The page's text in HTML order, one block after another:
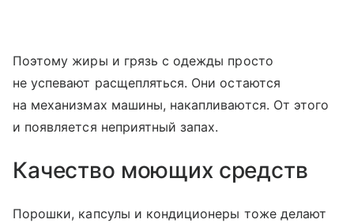
Поэтому жиры и грязь с одежды просто
не успевают расщепляться. Они остаются
на механизмах машины, накапливаются. От этого
и появляется неприятный запах.
Качество моющих средств
Порошки, капсулы и кондиционеры тоже делают